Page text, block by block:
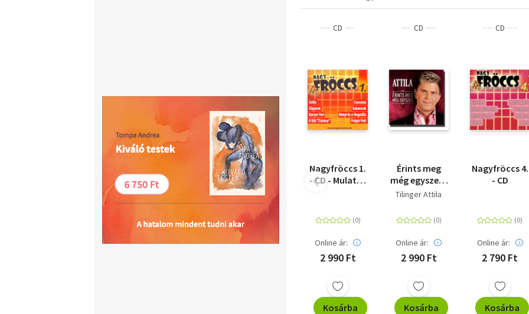
CD
Nagyfröccs 1.
- CD - Mulatós
Online ár:
2 990 Ft
Kosárba
CD
Érints meg
még egyszer -
CD
Tilinger Attila
Online ár:
2 990 Ft
Kosárba
CD
Nagyfröccs 4.
- CD
Online ár:
2 790 Ft
Kosárba